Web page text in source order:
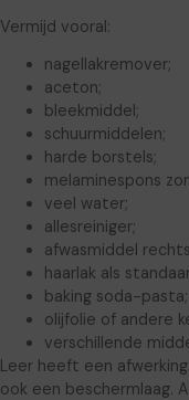
Vermijd vooral:
nagellakremover;
aceton;
bleekmiddel;
schuurmiddelen;
harde borstels;
melaminespons
veel water;
allesreiniger;
afwasmiddel
haarlak als
baking soda-pasta;
olijfolie of andere
verschillende
Leer heeft een
ook een beschermlaag.